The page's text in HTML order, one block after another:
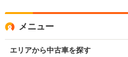
メニュー
エリアから中古車を探す